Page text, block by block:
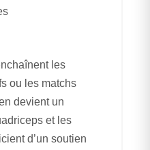
les
ou les matchs
devient un
et les
d’un soutien